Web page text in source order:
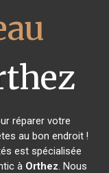
réparer votre
au bon endroit !
est spécialisée
à Orthez. Nous